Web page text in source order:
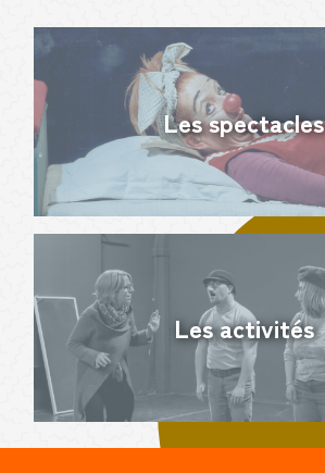
Les spectacles
Les activités